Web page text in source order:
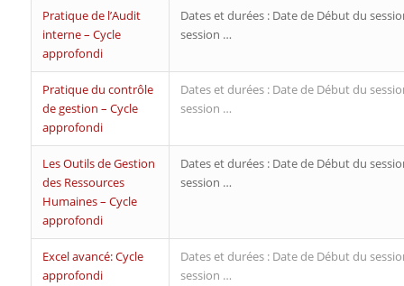
Pratique de l’Audit
interne – Cycle
approfondi
Dates et durées : Date de Début du
session …
Pratique du contrôle
de gestion – Cycle
approfondi
Dates et durées : Date de Début du
session …
Les Outils de Gestion
des Ressources
Humaines – Cycle
approfondi
Dates et durées : Date de Début du
session …
Excel avancé: Cycle
approfondi
Dates et durées : Date de Début du
session …